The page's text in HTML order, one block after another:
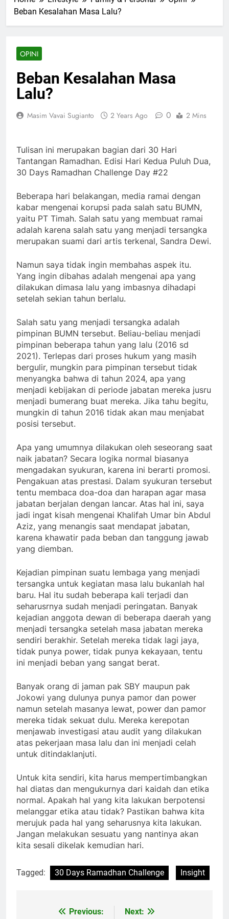
Beban Kesalahan Masa Lalu?
OPINI
Beban Kesalahan Masa
Lalu?
Masim Vavai Sugianto 2 Years Ago 0 2 Mins
Tulisan ini merupakan bagian dari 30 Hari
Tantangan Ramadhan. Edisi Hari Kedua Puluh Dua,
30 Days Ramadhan Challenge Day #22
Beberapa hari belakangan, media ramai dengan
kabar mengenai korupsi pada salah satu BUMN,
yaitu PT Timah. Salah satu yang membuat ramai
adalah karena salah satu yang menjadi tersangka
merupakan suami dari artis terkenal, Sandra Dewi.
Namun saya tidak ingin membahas aspek itu.
Yang ingin dibahas adalah mengenai apa yang
dilakukan dimasa lalu yang imbasnya dihadapi
setelah sekian tahun berlalu.
Salah satu yang menjadi tersangka adalah
pimpinan BUMN tersebut. Beliau-beliau menjadi
pimpinan beberapa tahun yang lalu (2016 sd
2021). Terlepas dari proses hukum yang masih
bergulir, mungkin para pimpinan tersebut tidak
menyangka bahwa di tahun 2024, apa yang
menjadi kebijakan di periode jabatan mereka jusru
menjadi bumerang buat mereka. Jika tahu begitu,
mungkin di tahun 2016 tidak akan mau menjabat
posisi tersebut.
Apa yang umumnya dilakukan oleh seseorang saat
naik jabatan? Secara logika normal biasanya
mengadakan syukuran, karena ini berarti promosi.
Pengakuan atas prestasi. Dalam syukuran tersebut
tentu membaca doa-doa dan harapan agar masa
jabatan berjalan dengan lancar. Atas hal ini, saya
jadi ingat kisah mengenai Khalifah Umar bin Abdul
Aziz, yang menangis saat mendapat jabatan,
karena khawatir pada beban dan tanggung jawab
yang diemban.
Kejadian pimpinan suatu lembaga yang menjadi
tersangka untuk kegiatan masa lalu bukanlah hal
baru. Hal itu sudah beberapa kali terjadi dan
seharusrnya sudah menjadi peringatan. Banyak
kejadian anggota dewan di beberapa daerah yang
menjadi tersangka setelah masa jabatan mereka
sendiri berakhir. Setelah mereka tidak lagi jaya,
tidak punya power, tidak punya kekayaan, tentu
ini menjadi beban yang sangat berat.
Banyak orang di jaman pak SBY maupun pak
Jokowi yang dulunya punya pamor dan power
namun setelah masanya lewat, power dan pamor
mereka tidak sekuat dulu. Mereka kerepotan
menjawab investigasi atau audit yang dilakukan
atas pekerjaan masa lalu dan ini menjadi celah
untuk ditindaklanjuti.
Untuk kita sendiri, kita harus mempertimbangkan
hal diatas dan mengukurnya dari kaidah dan etika
normal. Apakah hal yang kita lakukan berpotensi
melanggar etika atau tidak? Pastikan bahwa kita
merujuk pada hal yang seharusnya kita lakukan.
Jangan melakukan sesuatu yang nantinya akan
kita sesali dikelak kemudian hari.
Tagged: 30 Days Ramadhan Challenge Insight
Previous: Next: